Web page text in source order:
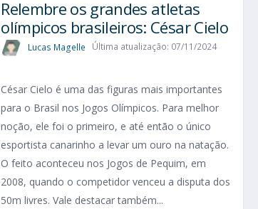
Relembre os grandes atletas
olímpicos brasileiros: César Cielo
Lucas Magelle Última atualização: 07/11/2024
César Cielo é uma das figuras mais importantes
para o Brasil nos Jogos Olímpicos. Para melhor
noção, ele foi o primeiro, e até então o único
esportista canarinho a levar um ouro na natação.
O feito aconteceu nos Jogos de Pequim, em
2008, quando o competidor venceu a disputa dos
50m livres. Vale destacar também...